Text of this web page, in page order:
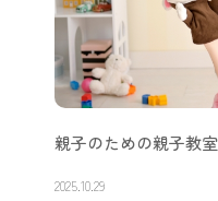
親子のための親子教
2025.10.29